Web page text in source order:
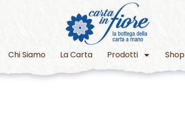
Chi Siamo La Carta Prodotti Shop